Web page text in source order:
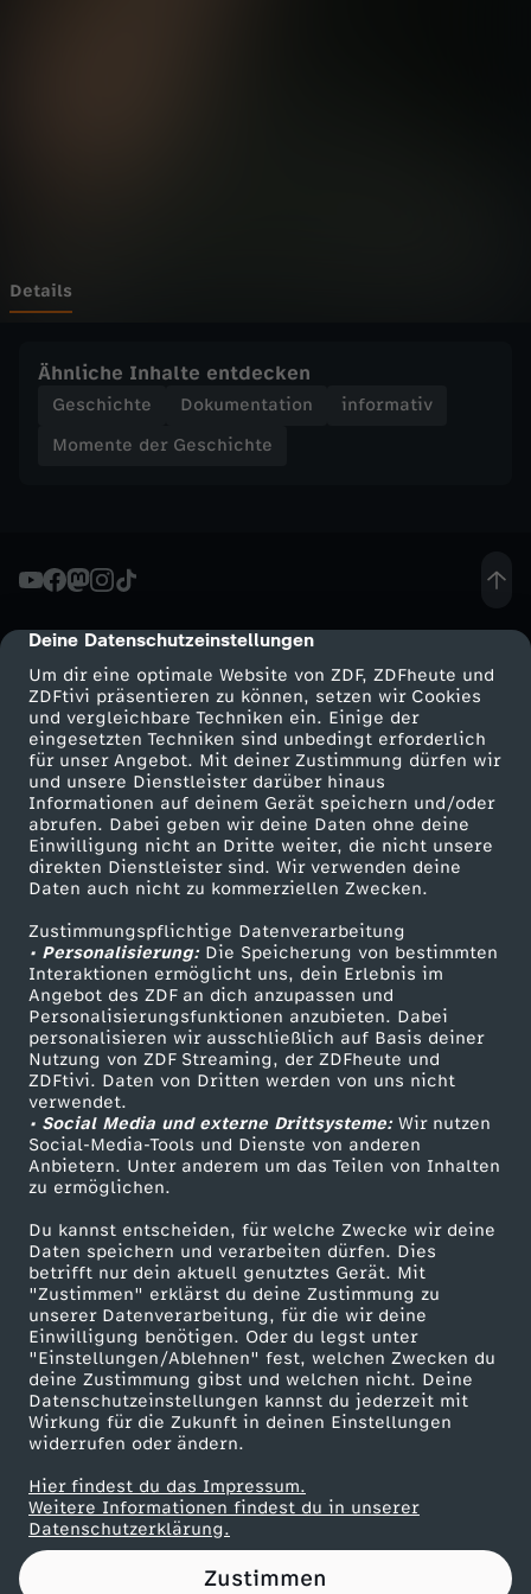
cmp-dialog-description
Deine Datenschutzeinstellungen
Um dir eine optimale Website von ZDF, ZDFheute und
ZDFtivi präsentieren zu können, setzen wir Cookies
und vergleichbare Techniken ein. Einige der
eingesetzten Techniken sind unbedingt erforderlich
für unser Angebot. Mit deiner Zustimmung dürfen wir
und unsere Dienstleister darüber hinaus
Informationen auf deinem Gerät speichern und/oder
abrufen. Dabei geben wir deine Daten ohne deine
Einwilligung nicht an Dritte weiter, die nicht unsere
direkten Dienstleister sind. Wir verwenden deine
Daten auch nicht zu kommerziellen Zwecken.
Zustimmungspflichtige Datenverarbeitung
• Personalisierung:Die Speicherung von bestimmten
Interaktionen ermöglicht uns, dein Erlebnis im
Angebot des ZDF an dich anzupassen und
Personalisierungsfunktionen anzubieten. Dabei
personalisieren wir ausschließlich auf Basis deiner
Nutzung von ZDF Streaming, der ZDFheute und
ZDFtivi. Daten von Dritten werden von uns nicht
verwendet.
• Social Media und externe Drittsysteme:Wir nutzen
Social-Media-Tools und Dienste von anderen
Anbietern. Unter anderem um das Teilen von Inhalten
zu ermöglichen.
Du kannst entscheiden, für welche Zwecke wir deine
Daten speichern und verarbeiten dürfen. Dies
betrifft nur dein aktuell genutztes Gerät. Mit
"Zustimmen" erklärst du deine Zustimmung zu
unserer Datenverarbeitung, für die wir deine
Einwilligung benötigen. Oder du legst unter
"Einstellungen/Ablehnen" fest, welchen Zwecken du
deine Zustimmung gibst und welchen nicht. Deine
Datenschutzeinstellungen kannst du jederzeit mit
Wirkung für die Zukunft in deinen Einstellungen
widerrufen oder ändern.
Hier findest du das Impressum.
Weitere Informationen findest du in unserer
Datenschutzerklärung.
Zustimmen
s
h
h
t
e
-
"
D
a
s
g
i
n
g
m
i
r
a
l
l
Details
Ähnliche Inhalte entdecken
Geschichte Dokumentation
informativ
Momente der Geschichte
Mehr ZDF
ZDF-Apps
Smart TV
ZDFtext
Livestreams
Sendungen A-Z
TV-Programm
Service
ZDFmitreden
Kontakt zum ZDF
Tickets
Zuschauerservice
Hilfe
ZDF Unternehmen
Karriere
ZDF goes Schule
Werbefernsehen
Mainzelmännchen
Partner